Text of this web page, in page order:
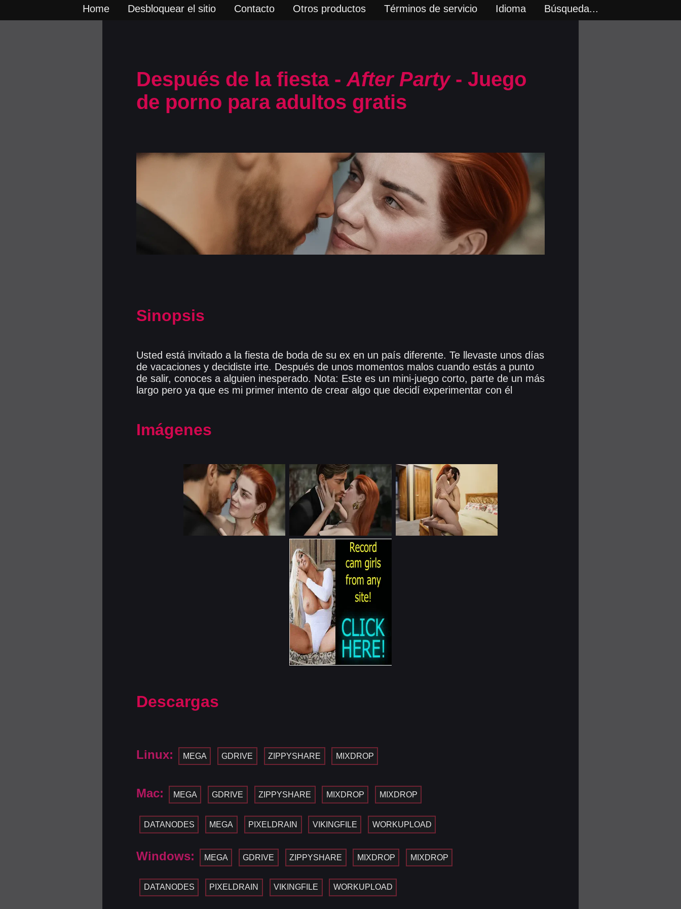
Home Desbloquear el sitio Contacto Otros productos Términos de servicio Idioma Búsqueda...
Después de la fiesta - After Party- Juego
de porno para adultos gratis
Sinopsis
Usted está invitado a la fiesta de boda de su ex en un país diferente. Te llevaste unos días
de vacaciones y decidiste irte. Después de unos momentos malos cuando estás a punto
de salir, conoces a alguien inesperado. Nota: Este es un mini-juego corto, parte de un más
largo pero ya que es mi primer intento de crear algo que decidí experimentar con él
Imágenes
Descargas
Linux: MEGA GDRIVE ZIPPYSHARE MIXDROP
Mac: MEGA GDRIVE ZIPPYSHARE MIXDROP MIXDROP
DATANODES MEGA PIXELDRAIN VIKINGFILE WORKUPLOAD
Windows: MEGA GDRIVE ZIPPYSHARE MIXDROP MIXDROP
DATANODES PIXELDRAIN VIKINGFILE WORKUPLOAD